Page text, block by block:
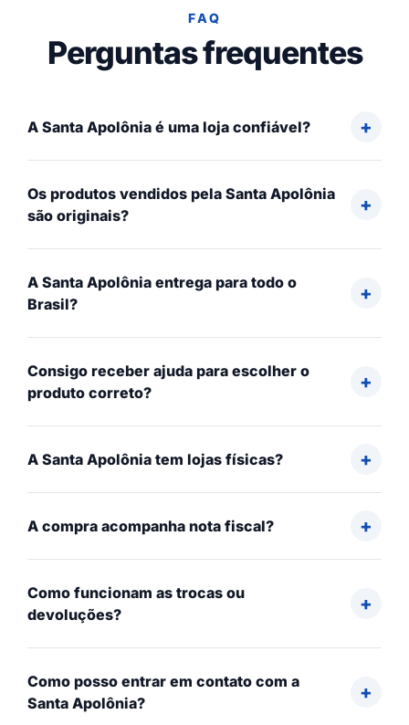
FAQ
Perguntas frequentes
A Santa Apolônia é uma loja confiável?
Os produtos vendidos pela Santa Apolônia
são originais?
A Santa Apolônia entrega para todo o
Brasil?
Consigo receber ajuda para escolher o
produto correto?
A Santa Apolônia tem lojas físicas?
A compra acompanha nota fiscal?
Como funcionam as trocas ou
devoluções?
Como posso entrar em contato com a
Santa Apolônia?